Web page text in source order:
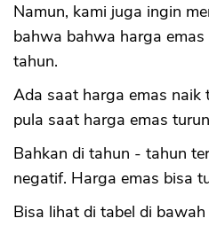
Namun, kami juga ingin
bahwa bahwa harga
tahun.
Ada saat harga emas naik
pula saat harga emas
Bahkan di tahun - tahun
negatif. Harga emas bisa
Bisa lihat di tabel di bawah